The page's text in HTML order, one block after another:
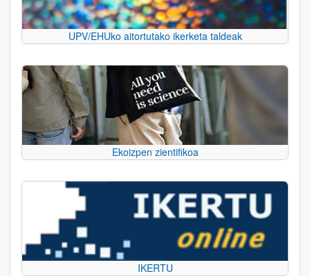
UPV/EHUko aitortutako ikerketa taldeak
Ekoizpen zientifikoa
IKERTU